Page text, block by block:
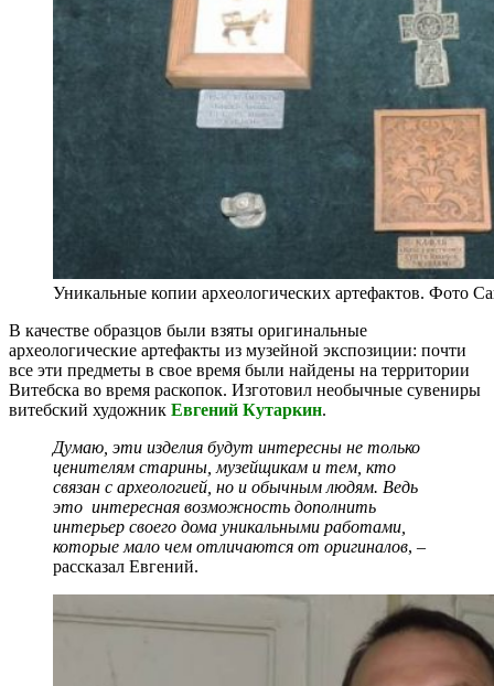
Уникальные копии археологических артефактов. Фото
В качестве образцов были взяты оригинальные
археологические артефакты из музейной экспозиции: почти
все эти предметы в свое время были найдены на территории
Витебска во время раскопок. Изготовил необычные сувениры
витебский художник Евгений Кутаркин.
Думаю, эти изделия будут интересны не только
ценителям старины, музейщикам и тем, кто
связан с археологией, но и обычным людям. Ведь
это интересная возможность дополнить
интерьер своего дома уникальными работами,
которые мало чем отличаются от оригиналов, –
рассказал Евгений.